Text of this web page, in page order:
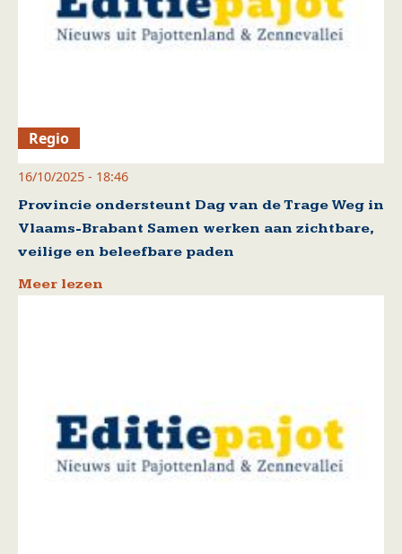
Regio
16/10/2025 - 18:46
Provincie ondersteunt Dag van de Trage Weg in
Vlaams-Brabant Samen werken aan zichtbare,
veilige en beleefbare paden
Meer lezen